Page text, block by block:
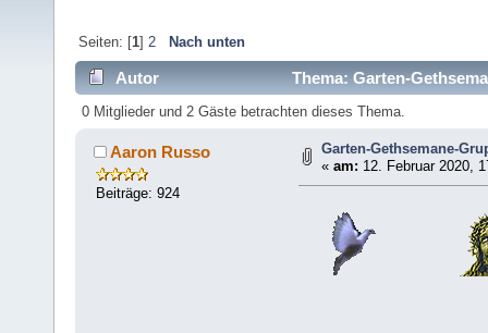
Seiten: [1] 2 Nach unten
Autor Thema: Garten-
0 Mitglieder und 2 Gäste betrachten dieses Thema.
Aaron Russo
Beiträge: 924
Garten-Gethsemane-
«am: 12. Februar 2020,